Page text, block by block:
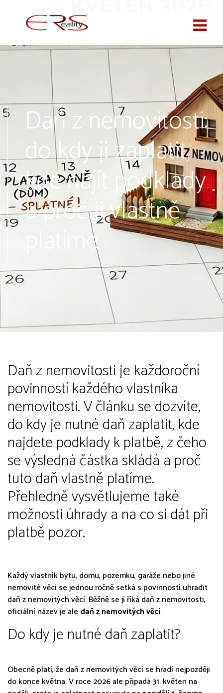
Daň z nemovitosti:
do kdy ji zaplatit,
kde najít podklady
a proč ji vlastně
platíme
Daň z nemovitosti je každoroční
povinností každého vlastníka
nemovitosti. V článku se dozvíte,
do kdy je nutné daň zaplatit, kde
najdete podklady k platbě, z čeho
se výsledná částka skládá a proč
tuto daň vlastně platíme.
Přehledně vysvětlujeme také
možnosti úhrady a na co si dát při
platbě pozor.
Každý vlastník bytu, domu, pozemku, garáže nebo jiné
nemovité věci se jednou ročně setká s povinností uhradit
daň z nemovitých věcí. Běžně se jí říká daň z nemovitosti,
oficiální název je ale daň z nemovitých věcí.
Do kdy je nutné daň zaplatit?
Obecně platí, že daň z nemovitých věcí se hradí nejpozději
do konce května. V roce 2026 ale připadá 31. květen na